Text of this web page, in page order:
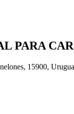
PARA
15900,